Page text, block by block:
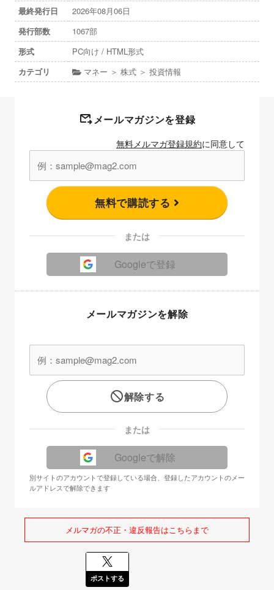
最終発行日
2026年08月06日
発行部数
1067部
形式
PC向け / HTML形式
カテゴリ
マネー ＞ 株式 ＞ 投資情報
メールマガジンを登録
無料メルマガ登録規約に同意して
無料で購読する
または
Googleで登録
メールマガジンを解除
解除する
または
Googleで解除
別サイトのアカウントで登録している場合、登録したアカウントのメー
ルアドレスで解除できます
メルマガの不正・違反報告はこちらまで
ポストする